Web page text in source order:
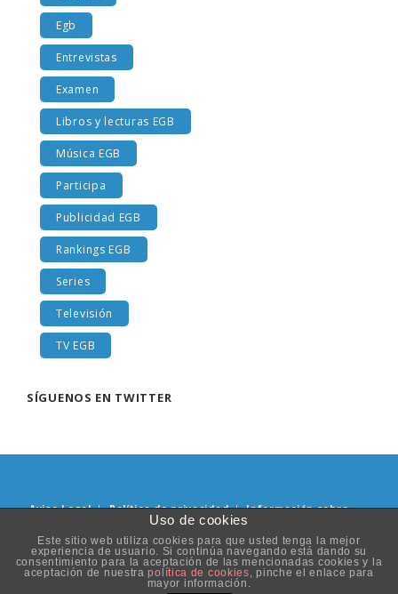
Egb
Entrevistas
Examen
Libros y lecturas EGB
Música EGB
Participa
Publicidad EGB
Rankings EGB
Series
Televisión
TV EGB
SÍGUENOS EN TWITTER
Aviso Legal | Política de privacidad | Información sobre
© Copyright 2019. Todos los derechos reservados. Diseñado y
desarrollado por Innotu & Cristina Irisarri .
Uso de cookies
Este sitio web utiliza cookies para que usted tenga la mejor
experiencia de usuario. Si continúa navegando está dando su
consentimiento para la aceptación de las mencionadas cookies y la
aceptación de nuestrapolítica de cookies, pinche el enlace para
mayor información.